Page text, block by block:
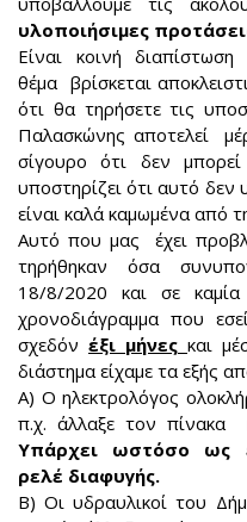
υλοποιήσιμες
Είναι κοινή
θέμα βρίσκεται
ότι θα τηρήσετε τις
Παλασκώνης αποτελεί
σίγουρο ότι δεν
υποστηρίζει ότι αυτό
είναι καλά καμωμένα από
Αυτό που μας έχει
τηρήθηκαν όσα
18/8/2020 και σε
χρονοδιάγραμμα που
σχεδόν έξι μήνες και
διάστημα είχαμε τα εξής
Α) Ο ηλεκτρολόγος
π.χ. άλλαξε τον
Υπάρχει ωστόσο ως
ρελέ διαφυγής.
Β) Οι υδραυλικοί του